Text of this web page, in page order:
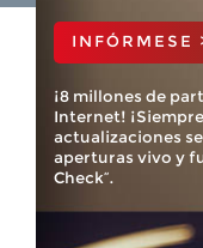
INFÓRMESE
¡8 millones de
Internet!
actualizaciones
aperturas vivo y
Check”.